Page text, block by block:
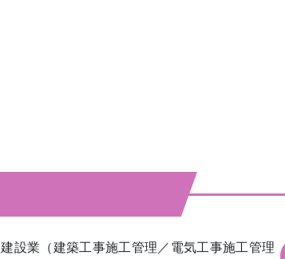
建設業（建築工事施工管理／電気工事施工管理